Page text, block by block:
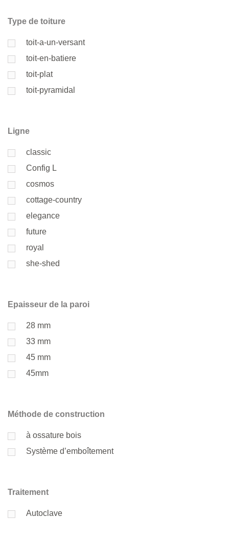
Type de toiture
toit-a-un-versant
toit-en-batiere
toit-plat
toit-pyramidal
Ligne
classic
Config L
cosmos
cottage-country
elegance
future
royal
she-shed
Epaisseur de la paroi
28 mm
33 mm
45 mm
45mm
Méthode de construction
à ossature bois
Système d’emboîtement
Traitement
Autoclave